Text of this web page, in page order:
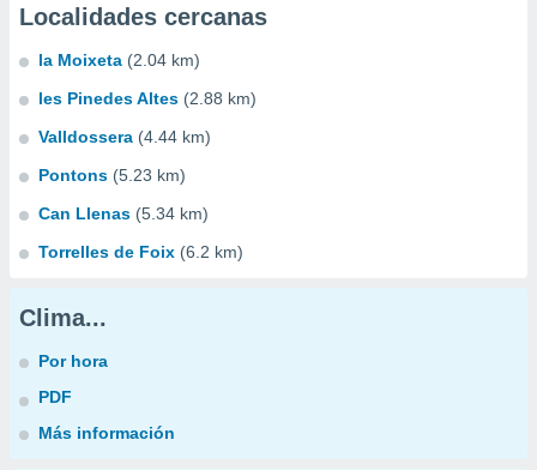
Localidades cercanas
la Moixeta (2.04 km)
les Pinedes Altes (2.88 km)
Valldossera (4.44 km)
Pontons (5.23 km)
Can Llenas (5.34 km)
Torrelles de Foix (6.2 km)
Clima...
Por hora
PDF
Más información